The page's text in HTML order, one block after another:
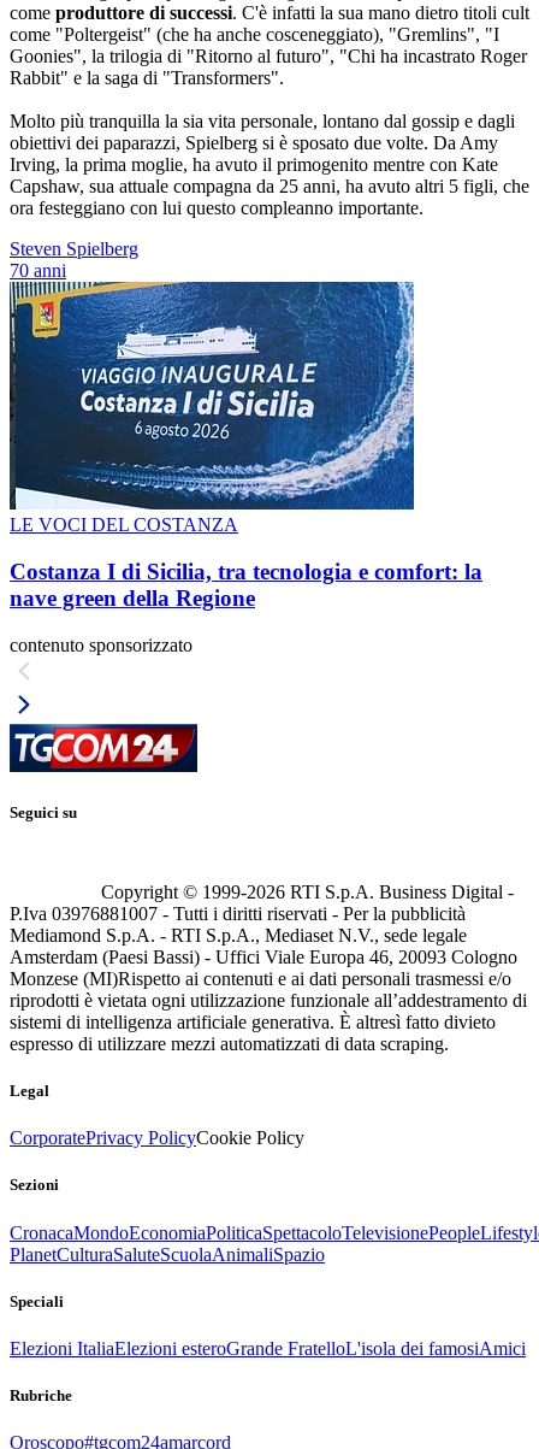
come produttore di successi. C'è infatti la sua mano dietro titoli cult
come "Poltergeist" (che ha anche cosceneggiato), "Gremlins", "I
Goonies", la trilogia di "Ritorno al futuro", "Chi ha incastrato Roger
Rabbit" e la saga di "Transformers".
Molto più tranquilla la sia vita personale, lontano dal gossip e dagli
obiettivi dei paparazzi, Spielberg si è sposato due volte. Da Amy
Irving, la prima moglie, ha avuto il primogenito mentre con Kate
Capshaw, sua attuale compagna da 25 anni, ha avuto altri 5 figli, che
ora festeggiano con lui questo compleanno importante.
Steven Spielberg
70 anni
LE VOCI DEL COSTANZA
Costanza I di Sicilia, tra tecnologia e comfort: la
nave green della Regione
contenuto sponsorizzato
Seguici su
Copyright © 1999-2026 RTI S.p.A. Business Digital -
P.Iva 03976881007 - Tutti i diritti riservati - Per la pubblicità
Mediamond S.p.A. - RTI S.p.A., Mediaset N.V., sede legale
Amsterdam (Paesi Bassi) - Uffici Viale Europa 46, 20093 Cologno
Monzese (MI)Rispetto ai contenuti e ai dati personali trasmessi e/o
riprodotti è vietata ogni utilizzazione funzionale all’addestramento di
sistemi di intelligenza artificiale generativa. È altresì fatto divieto
espresso di utilizzare mezzi automatizzati di data scraping.
Legal
CorporatePrivacy PolicyCookie Policy
Sezioni
CronacaMondoEconomiaPoliticaSpettacoloTelevisionePeople
PlanetCulturaSaluteScuolaAnimaliSpazio
Speciali
Elezioni ItaliaElezioni esteroGrande FratelloL'isola dei famosiAmici
Rubriche
Oroscopo#tgcom24amarcord